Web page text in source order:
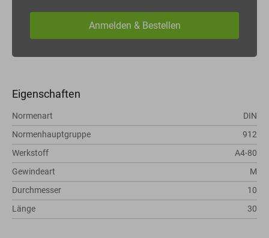
Eigenschaften
Normenart
DIN
Normenhauptgruppe
912
Werkstoff
A4-80
Gewindeart
M
Durchmesser
10
Länge
30